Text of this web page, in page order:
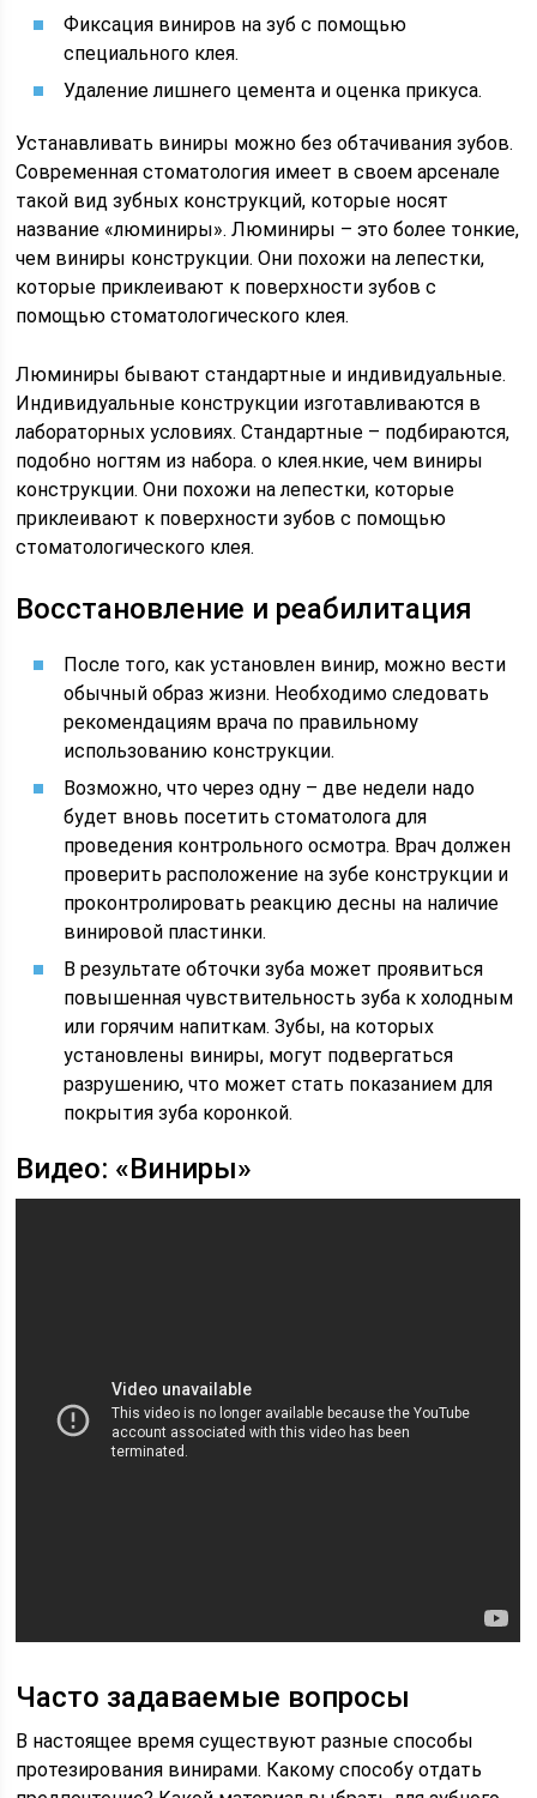
Фиксация виниров на зуб с помощью
специального клея.
Удаление лишнего цемента и оценка прикуса.
Устанавливать виниры можно без обтачивания зубов.
Современная стоматология имеет в своем арсенале
такой вид зубных конструкций, которые носят
название «люминиры». Люминиры – это более тонкие,
чем виниры конструкции. Они похожи на лепестки,
которые приклеивают к поверхности зубов с
помощью стоматологического клея.
Люминиры бывают стандартные и индивидуальные.
Индивидуальные конструкции изготавливаются в
лабораторных условиях. Стандартные – подбираются,
подобно ногтям из набора. о клея.нкие, чем виниры
конструкции. Они похожи на лепестки, которые
приклеивают к поверхности зубов с помощью
стоматологического клея.
Восстановление и реабилитация
После того, как установлен винир, можно вести
обычный образ жизни. Необходимо следовать
рекомендациям врача по правильному
использованию конструкции.
Возможно, что через одну – две недели надо
будет вновь посетить стоматолога для
проведения контрольного осмотра. Врач должен
проверить расположение на зубе конструкции и
проконтролировать реакцию десны на наличие
винировой пластинки.
В результате обточки зуба может проявиться
повышенная чувствительность зуба к холодным
или горячим напиткам. Зубы, на которых
установлены виниры, могут подвергаться
разрушению, что может стать показанием для
покрытия зуба коронкой.
Видео: «Виниры»
Часто задаваемые вопросы
В настоящее время существуют разные способы
протезирования винирами. Какому способу отдать